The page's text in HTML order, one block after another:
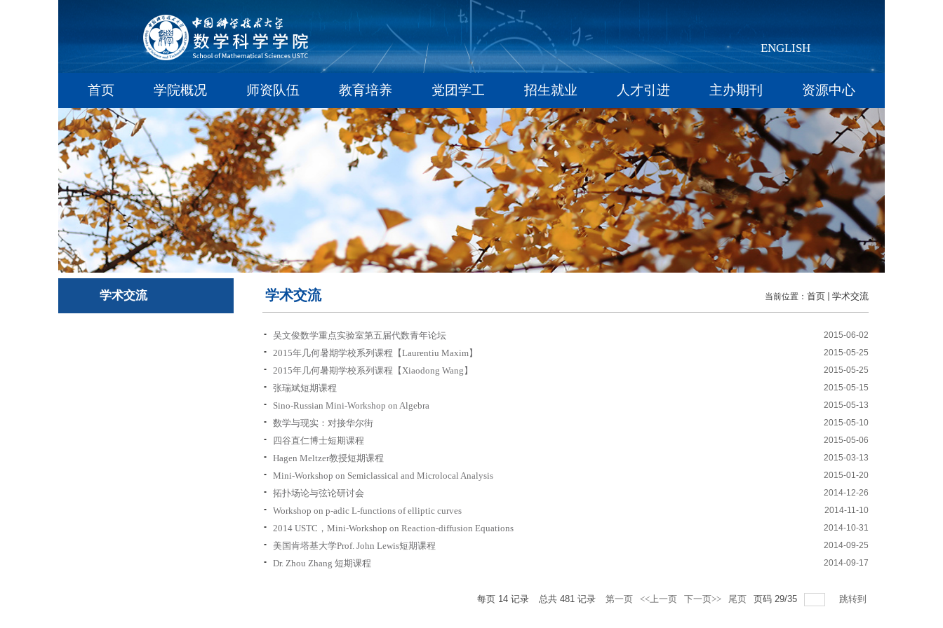
ENGLISH
首页 学院概况 师资队伍 教育培养 党团学工 招生就业 人才引进 主办期刊 资源中心
学术交流 学术交流 当前位置：首页 学术交流
吴文俊数学重点实验室第五届代数青年论坛 2015-06-02
2015年几何暑期学校系列课程【Laurentiu Maxim】 2015-05-25
2015年几何暑期学校系列课程【Xiaodong Wang】 2015-05-25
张瑞斌短期课程 2015-05-15
Sino-Russian Mini-Workshop on Algebra 2015-05-13
数学与现实：对接华尔街 2015-05-10
四谷直仁博士短期课程 2015-05-06
Hagen Meltzer教授短期课程 2015-03-13
Mini-Workshop on Semiclassical and Microlocal Analysis 2015-01-20
拓扑场论与弦论研讨会 2014-12-26
Workshop on p-adic L-functions of elliptic curves 2014-11-10
2014 USTC，Mini-Workshop on Reaction-diffusion Equations 2014-10-31
美国肯塔基大学Prof. John Lewis短期课程 2014-09-25
Dr. Zhou Zhang 短期课程 2014-09-17
每页 14 记录 总共481 记录 第一页 <<上一页 下一页>> 尾页 页码29/35 跳转到